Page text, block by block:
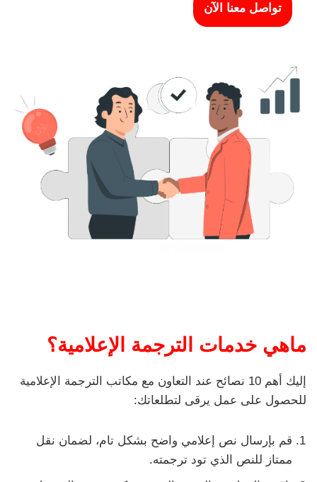
تواصل معنا الآن
ماهي خدمات الترجمة الإعلامية؟
إليك أهم 10 نصائح عند التعاون مع مكاتب الترجمة الإعلامية
للحصول على عمل يرقى لتطلعاتك:
قم بإرسال نص إعلامي واضح بشكل تام، لضمان نقل
ممتاز للنص الذي تود ترجمته.